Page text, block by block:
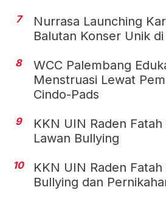
7
Nurrasa Launching
Balutan Konser Unik
8
WCC Palembang
Menstruasi Lewat
Cindo-Pads
9
KKN UIN Raden Fatah
Lawan Bullying
10
KKN UIN Raden Fatah
Bullying dan